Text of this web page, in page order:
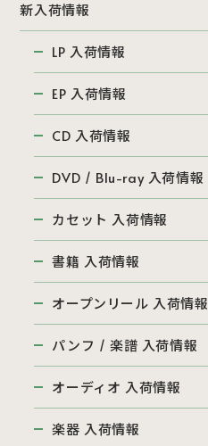
新入荷情報
LP 入荷情報
EP 入荷情報
CD 入荷情報
DVD / Blu-ray 入荷情報
カセット 入荷情報
書籍 入荷情報
オープンリール 入荷情報
パンフ / 楽譜 入荷情報
オーディオ 入荷情報
楽器 入荷情報